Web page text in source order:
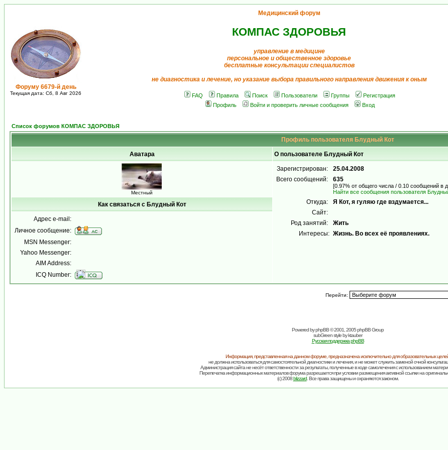
Форуму 6679-й день
Текущая дата: Сб, 8 Авг 2026
Медицинский форум
КОМПАС ЗДОРОВЬЯ
управление в медицине
персональное и общественное здоровье
бесплатные консультации специалистов
не диагностика и лечение, но указание выбора правильного направления движения к оным
FAQ Правила Поиск Пользователи Группы
Регистрация
Профиль
Войти и проверить личные сообщения Вход
Список форумов КОМПАС ЗДОРОВЬЯ
Профиль пользователя Блудный Кот
Аватара О пользователе Блудный Кот
Местный
Зарегистрирован:
25.04.2008
Всего сообщений:
635
[0.97% от общего числа / 0.10 сообщений в
Найти все сообщения пользователя
Откуда:
Я Кот, я гуляю где вздумается...
Сайт:
Род занятий:
Жить
Интересы: Жизнь. Во всех её проявлениях.
Как связаться с Блудный Кот
Адрес e-mail:
Личное сообщение:
MSN Messenger:
Yahoo Messenger:
AIM Address:
ICQ Number:
Перейти:
Powered byphpBB© 2001, 2005 phpBB Group
subGreen style byktauber
Русская поддержка phpBB
Информация, представленная на данном форуме, предназначена исключительно для образовательных
не должна использоваться для самостоятельной диагностики и лечения, и не может служить заменой очной
Администрация сайта не несёт ответственности за результаты, полученные в ходе самолечения с использованием
Перепечатка информационных материалов форума разрешается при условии размещения активной ссылки на
(c) 2008blizzard. Все права защищены и охраняются законом.